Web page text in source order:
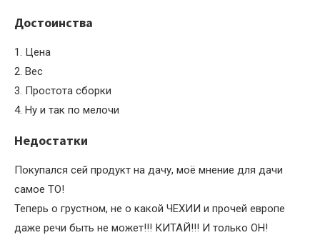
Достоинства
1. Цена
2. Вес
3. Простота сборки
4. Ну и так по мелочи
Недостатки
Покупался сей продукт на дачу, моё мнение для дачи
самое ТО!
Теперь о грустном, не о какой ЧЕХИИ и прочей европе
даже речи быть не может!!! КИТАЙ!!! И только ОН!